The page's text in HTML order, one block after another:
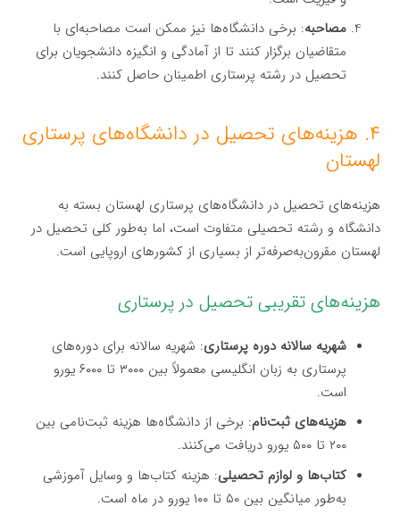
مصاحبه: برخی دانشگاه‌ها نیز ممکن است مصاحبه‌ای با
متقاضیان برگزار کنند تا از آمادگی و انگیزه دانشجویان برای
تحصیل در رشته پرستاری اطمینان حاصل کنند.
۴. هزینه‌های تحصیل در دانشگاه‌های پرستاری
لهستان
هزینه‌های تحصیل در دانشگاه‌های پرستاری لهستان بسته به
دانشگاه و رشته تحصیلی متفاوت است، اما به‌طور کلی تحصیل در
لهستان مقرون‌به‌صرفه‌تر از بسیاری از کشورهای اروپایی است.
هزینه‌های تقریبی تحصیل در پرستاری
شهریه سالانه دوره پرستاری: شهریه سالانه برای دوره‌های
پرستاری به زبان انگلیسی معمولاً بین ۳۰۰۰ تا ۶۰۰۰ یورو
است.
هزینه‌های ثبت‌نام: برخی از دانشگاه‌ها هزینه ثبت‌نامی بین
۲۰۰ تا ۵۰۰ یورو دریافت می‌کنند.
کتاب‌ها و لوازم تحصیلی: هزینه کتاب‌ها و وسایل آموزشی
به‌طور میانگین بین ۵۰ تا ۱۰۰ یورو در ماه است.